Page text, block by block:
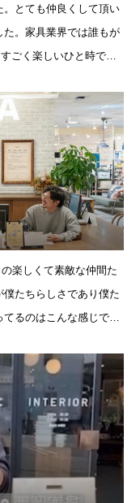
とても仲良くして頂い
。家具業界では誰もが
ごく楽しいひと時でし
楽しくて素敵な仲間た
たちらしさであり僕た
るのはこんな感じでお